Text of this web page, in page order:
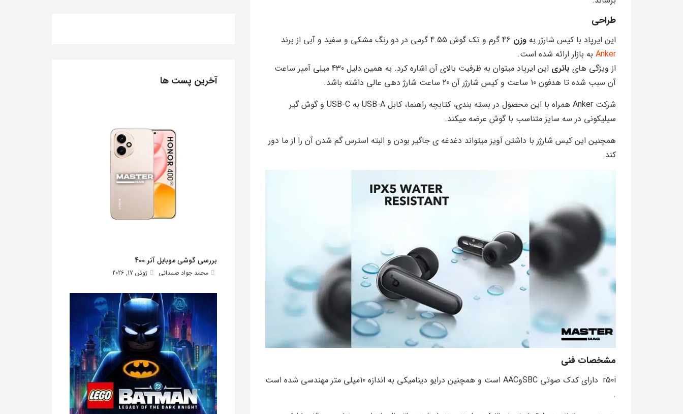
طراحی
این ایرپاد با کیس شارژر به وزن
Anker به بازار ارائه شده است.
از ویژگی های باتری
این ایرپاد میتوان به ظرفیت بالای آن اشاره کرد. به همین دلیل 430 میلی آمپر ساعت
آن سبب شده تا هدفون 10 ساعت و کیس شارژر آن 20 ساعت شارژ دهی عالی داشته باشد.
شرکت Anker همراه با این محصول در بسته بندی، کتابچه راهنما، کابل USB-A به USB-C و گوش گیر
سیلیکونی در سه سایز متناسب با گوش عرضه میکند.
همچنین این کیس شارژر با داشتن آویز میتواند دغدغه ی جاگیر بودن و البته استرس گم شدن آن را از ما دور
کند.
مشخصات فنی
r50i دارای کدک صوتی SBCوAAC است و همچنین درایو دینامیکی به اندازه 10میلی متر مهندسی شده است
.
آخرین پست ها
بررسی گوشی موبایل آنر 400
محمد جواد صمدانی ژوئن 17, 2026